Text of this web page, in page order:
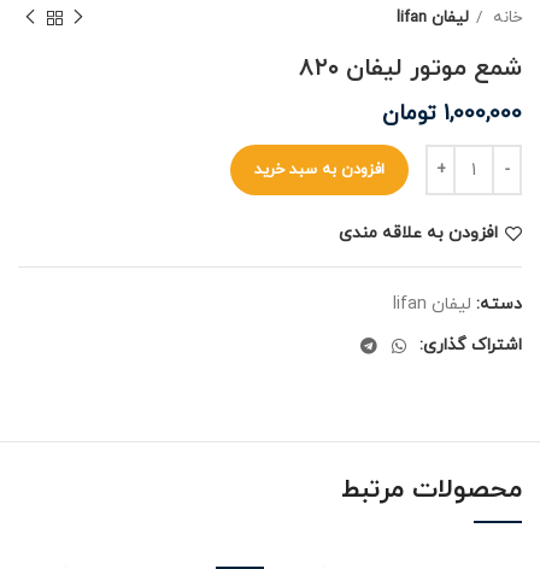
خانه لیفان lifan
شمع موتور لیفان ۸۲۰
1,000,000 تومان
افزودن به سبد خرید
افزودن به علاقه مندی
دسته: لیفان lifan
اشتراک گذاری:
محصولات مرتبط